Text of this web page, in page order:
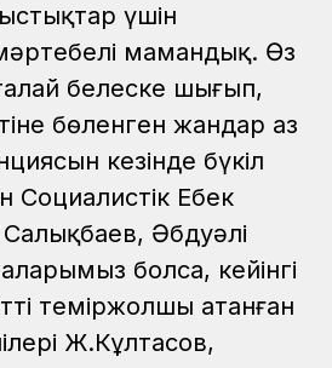
үшін
мамандық. Өз
белеске шығып,
бөленген жандар аз
кезінде бүкіл
Социалистік Еңбек
Әбдуәлі
болса, кейінгі
теміржолшы атанған
Ж.Кұлтасов,